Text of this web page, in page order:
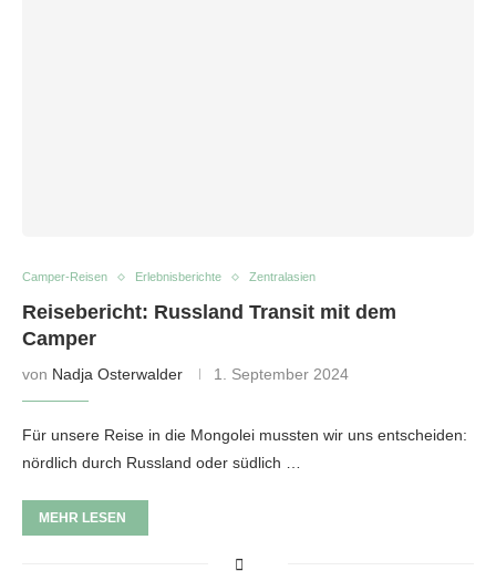
Camper-Reisen Erlebnisberichte Zentralasien
Reisebericht: Russland Transit mit dem
Camper
von Nadja Osterwalder 1. September 2024
Für unsere Reise in die Mongolei mussten wir uns entscheiden:
nördlich durch Russland oder südlich …
MEHR LESEN